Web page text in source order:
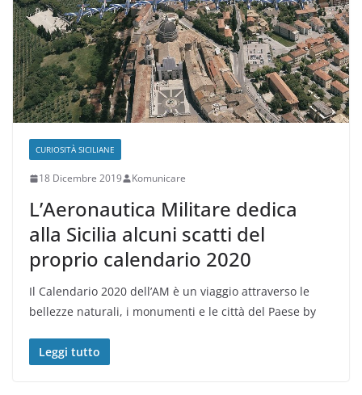
CURIOSITÀ SICILIANE
18 Dicembre 2019 Komunicare
L’Aeronautica Militare dedica
alla Sicilia alcuni scatti del
proprio calendario 2020
Il Calendario 2020 dell’AM è un viaggio attraverso le
bellezze naturali, i monumenti e le città del Paese by
Leggi tutto